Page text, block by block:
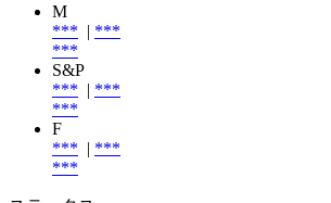
M
*** | ***
***
S&P
*** | ***
***
F
*** | ***
***